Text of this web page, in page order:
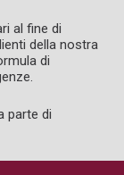
al fine di
della nostra
di
parte di